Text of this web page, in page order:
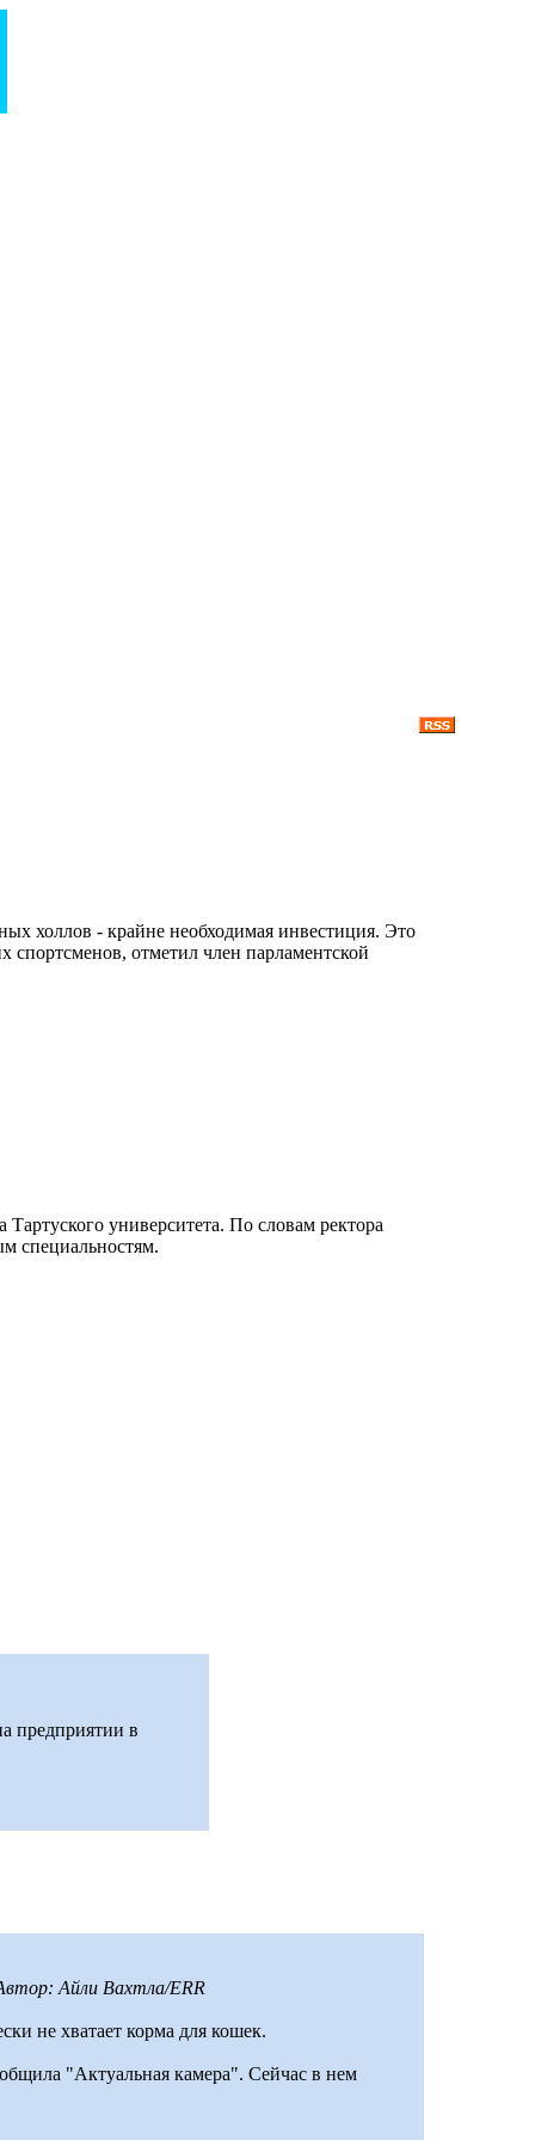
холлов - крайне необходимая инвестиция. Это
спортсменов, отметил член парламентской
университета. По словам ректора
специальностям.
предприятии в
Айли Вахтла/ERR
не хватает корма для кошек.
"Актуальная камера". Сейчас в нем